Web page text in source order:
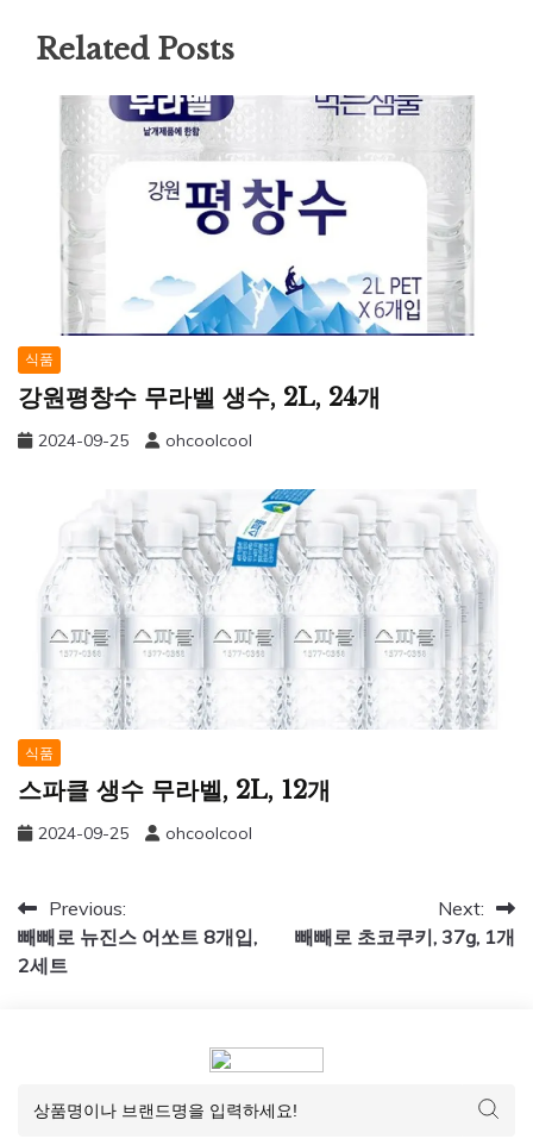
Related Posts
식품
강원평창수 무라벨 생수, 2L, 24개
2024-09-25 ohcoolcool
식품
스파클 생수 무라벨, 2L, 12개
2024-09-25 ohcoolcool
글
탐
Previous:
빼빼로 뉴진스 어쏘트 8개입,
2세트
Next:
빼빼로 초코쿠키, 37g, 1개